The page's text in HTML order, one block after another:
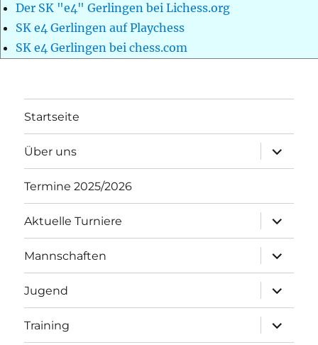
Der SK "e4" Gerlingen bei Lichess.org
SK e4 Gerlingen auf Playchess
SK e4 Gerlingen bei chess.com
Startseite
Über uns
öffnen
Termine 2025/2026
Aktuelle Turniere
öffnen
Mannschaften
öffnen
Jugend
öffnen
Training
öffnen